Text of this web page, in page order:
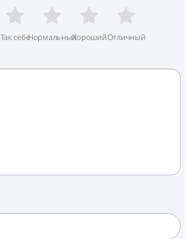
Так себеНормальныйХорошийОтличный